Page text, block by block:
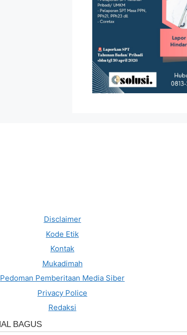
Disclaimer
Kode Etik
Kontak
Mukadimah
Pedoman Pemberitaan Media Siber
Privacy Police
Redaksi